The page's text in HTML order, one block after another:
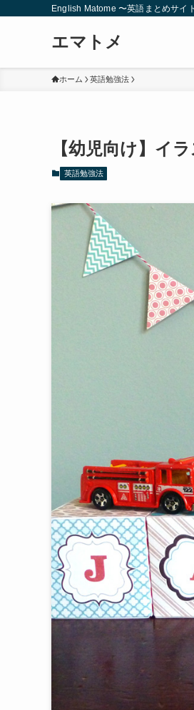
English Matome 〜英語まとめサイト
エマトメ
ホーム 英語勉強法
【幼児向け】イ
英語勉強法